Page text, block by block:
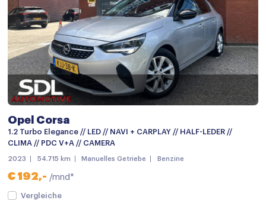
Parkeersensor achter
Parkeersensor achter
Parkeersensor achter
Parkeersensor voor
Parkeersensor voor
Parkeersensor voor
Parkeersensor voor en achter
Opel Corsa
1.2 Turbo Elegance // LED // NAVI + CARPLAY // HALF-LEDER //
CLIMA // PDC V+A // CAMERA
2023 54.715 km Manuelles Getriebe Benzine
€ 192,- /mnd*
Vergleiche